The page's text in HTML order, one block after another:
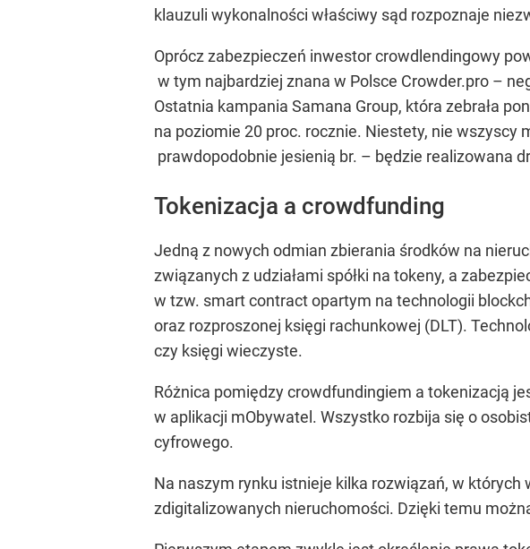
klauzuli wykonalności właściwy sąd rozpoznaje
Oprócz zabezpieczeń inwestor crowdlendingowy
w tym najbardziej znana w Polsce Crowder.pro –
Ostatnia kampania Samana Group, która zebrała
na poziomie 20 proc. rocznie. Niestety, nie wszyscy
prawdopodobnie jesienią br. – będzie realizowana
Tokenizacja a crowdfunding
Jedną z nowych odmian zbierania środków na
związanych z udziałami spółki na tokeny, a
w tzw. smart contract opartym na technologii
oraz rozproszonej księgi rachunkowej (DLT).
czy księgi wieczyste.
Różnica pomiędzy crowdfundingiem a tokenizacją
w aplikacji mObywatel. Wszystko rozbija się o
cyfrowego.
Na naszym rynku istnieje kilka rozwiązań, w
zdigitalizowanych nieruchomości. Dzięki temu